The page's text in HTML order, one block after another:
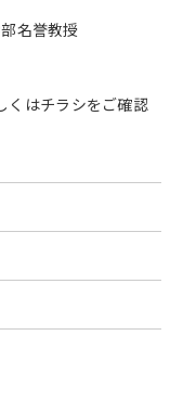
名誉教授
くはチラシをご確認